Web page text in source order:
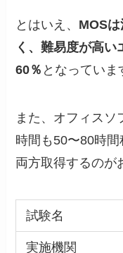
とはいえ、 MOS
く、難易度が高
60％ となっていま
また、オフィスソ
時間も50〜80時
両方取得するのが
試験名
実施機関